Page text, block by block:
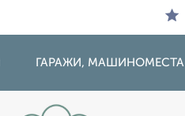
ГАРАЖИ, МАШИНОМЕСТА